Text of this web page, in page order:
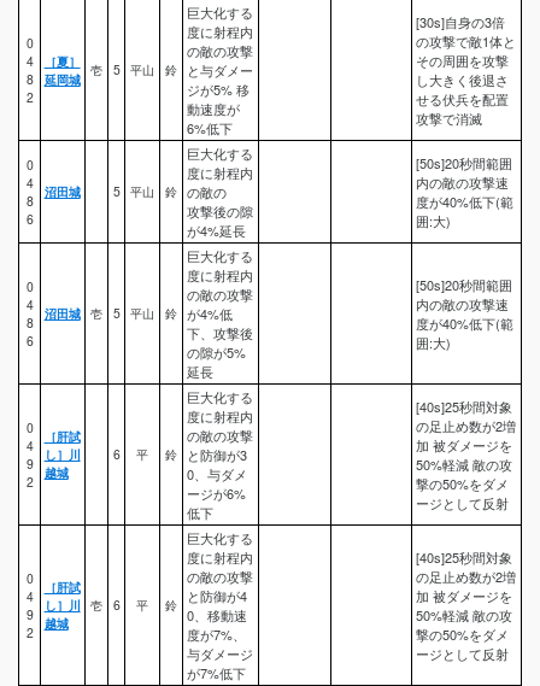
0
4
8
2
［夏］
延岡城
壱 5 平山 鈴
巨大化する
度に射程内
の敵の攻撃
と与ダメー
ジが5% 移
動速度が
6%低下
[30s]自身の3倍
の攻撃で敵1体と
その周囲を攻撃
し大きく後退さ
せる伏兵を配置
攻撃で消滅
0
4
8
6
沼田城 5 平山 鈴
巨大化する
度に射程内
の敵の
攻撃後の隙
が4%延長
[50s]20秒間範囲
内の敵の攻撃速
度が40%低下(範
囲:大)
0
4
8
6
沼田城 壱 5 平山 鈴
巨大化する
度に射程内
の敵の攻撃
が4%低
下、攻撃後
の隙が5%
延長
[50s]20秒間範囲
内の敵の攻撃速
度が40%低下(範
囲:大)
0
4
9
2
［肝試
し］川
越城
6 平 鈴
巨大化する
度に射程内
の敵の攻撃
と防御が3
0、与ダメ
ージが6%
低下
[40s]25秒間対象
の足止め数が2増
加 被ダメージを
50%軽減 敵の攻
撃の50%をダメ
ージとして反射
0
4
9
2
［肝試
し］川
越城
壱 6 平 鈴
巨大化する
度に射程内
の敵の攻撃
と防御が4
0、移動速
度が7%、
与ダメージ
が7%低下
[40s]25秒間対象
の足止め数が2増
加 被ダメージを
50%軽減 敵の攻
撃の50%をダメ
ージとして反射